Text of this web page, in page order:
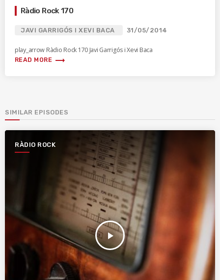
Ràdio Rock 170
JAVI GARRIGÓS I XEVI BACA 31/05/2014
play_arrow Ràdio Rock 170 Javi Garrigós i Xevi Baca
READ MORE trending_flat
SIMILAR EPISODES
RÀDIO ROCK
play_arrow